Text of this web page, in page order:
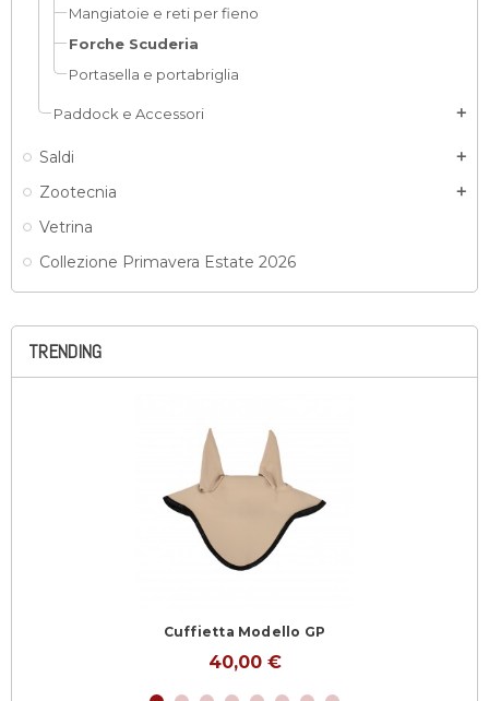
Mangiatoie e reti per fieno
Forche Scuderia
Portasella e portabriglia
Paddock e Accessori add
Saldi add
Zootecnia add
Vetrina
Collezione Primavera Estate 2026
TRENDING
Cuffietta Modello GP
40,00 €